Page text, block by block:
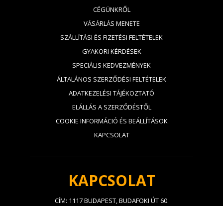
CÉGÜNKRŐL
VÁSÁRLÁS MENETE
SZÁLLÍTÁSI ÉS FIZETÉSI FELTÉTELEK
GYAKORI KÉRDÉSEK
SPECIÁLIS KEDVEZMÉNYEK
ÁLTALÁNOS SZERZŐDÉSI FELTÉTELEK
ADATKEZELÉSI TÁJÉKOZTATÓ
ELÁLLÁS A SZERZŐDÉSTŐL
COOKIE INFORMÁCIÓ ÉS BEÁLLÍTÁSOK
KAPCSOLAT
KAPCSOLAT
CÍM: 1117 BUDAPEST, BUDAFOKI ÚT 60.